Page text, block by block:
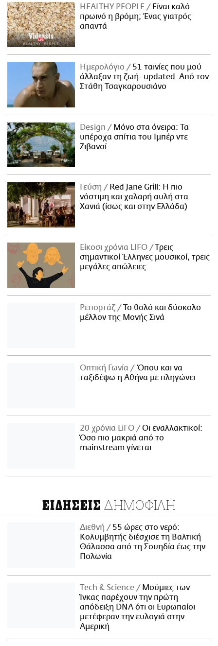
HEALTHY PEOPLE
Είναι καλό
πρωινό η βρόμη; Ένας γιατρός
απαντά
Ημερολόγιο
51 ταινίες που μού
άλλαξαν τη ζωή- updated. Aπό τον
Στάθη Τσαγκαρουσιάνο
Design
Μόνο στα όνειρα: Τα
υπέροχα σπίτια του Ιμπέρ ντε
Ζιβανσί
Γεύση
Red Jane Grill: Η πιο
νόστιμη και χαλαρή αυλή στα
Χανιά (ίσως και στην Ελλάδα)
Είκοσι χρόνια LIFO
Tρεις
σημαντικοί Έλληνες μουσικοί, τρεις
μεγάλες απώλειες
Ρεπορτάζ
Το θολό και δύσκολο
μέλλον της Μονής Σινά
Οπτική Γωνία
Όπου και να
ταξιδέψω η Αθήνα με πληγώνει
20 χρόνια LiFO
Οι εναλλακτικοί:
Όσο πιο μακριά από το
mainstream γίνεται
ΕΙΔΗΣΕΙΣ ΔΗΜΟΦΙΛΗ
Διεθνή
55 ώρες στο νερό:
Κολυμβητής διέσχισε τη Βαλτική
Θάλασσα από τη Σουηδία έως την
Πολωνία
Τech & Science
Μούμιες των
Ίνκας παρέχουν την πρώτη
απόδειξη DNA ότι οι Ευρωπαίοι
μετέφεραν την ευλογιά στην
Αμερική